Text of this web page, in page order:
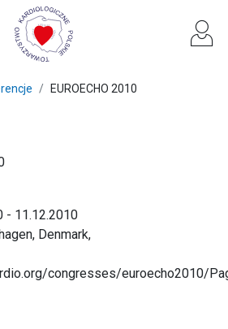
EUROECHO 2010
- 11.12.2010
Denmark,
congresses/euroecho2010/